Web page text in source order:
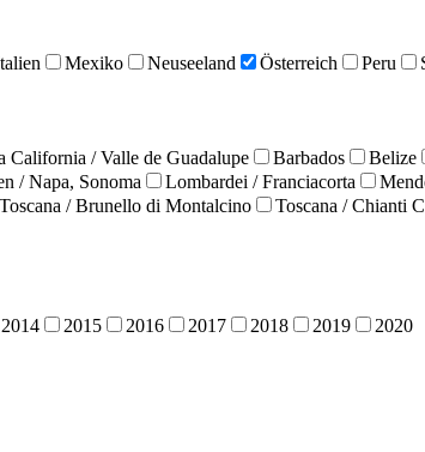
Mexiko Neuseeland Österreich Peru
California / Valle de Guadalupe Barbados Belize
/ Napa, Sonoma Lombardei / Franciacorta
Toscana / Brunello di Montalcino Toscana / Chianti
2014 2015 2016 2017 2018 2019 2020